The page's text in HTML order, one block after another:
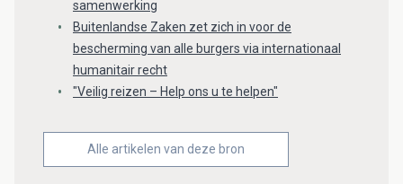
samenwerking
Buitenlandse Zaken zet zich in voor de
bescherming van alle burgers via internationaal
humanitair recht
"Veilig reizen – Help ons u te helpen"
Alle artikelen van deze bron